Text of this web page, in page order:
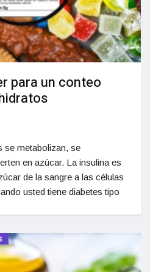
para un conteo
se metabolizan, se
en azúcar. La insulina es
de la sangre a las células
usted tiene diabetes tipo